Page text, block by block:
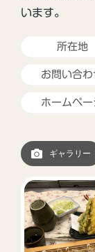
います。
所在地
お問い合わ
ホームペー
ギャラリー
案内所